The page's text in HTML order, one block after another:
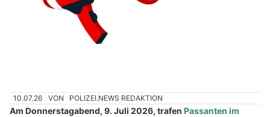
10.07.26 VON POLIZEI.NEWS REDAKTION
Am Donnerstagabend, 9. Juli 2026, trafen Passanten im